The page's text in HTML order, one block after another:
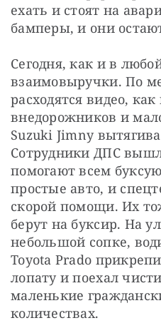
ехать и стоят на
бамперы, и они
Сегодня, как и в
взаимовыручки. По
расходятся видео,
внедорожников и
Suzuki Jimny
Сотрудники ДПС
помогают всем
простые авто, и
скорой помощи. Их
берут на буксир. На
небольшой сопке,
Toyota Prado
лопату и поехал
маленькие
количествах.